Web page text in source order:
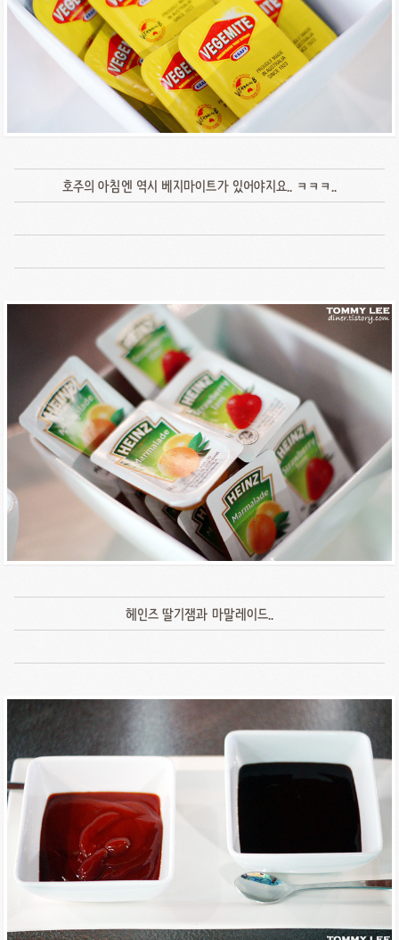
호주의 아침엔 역시 베지마이트가 있어야지요.. ㅋㅋㅋ..
헤인즈 딸기잼과 마말레이드..